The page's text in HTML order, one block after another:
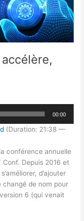
00:00
(Duration: 21:38 —
conférence annuelle
Depuis 2016 et
d’ajouter
changé de nom pour
6 (qui venait